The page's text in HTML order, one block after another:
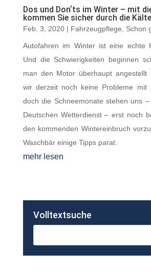
Dos und Donʼts im Winter – mit
kommen Sie sicher durch die
Feb. 3, 2020| Fahrzeugpflege Schon
Autofahren im Winter ist eine echte
Und die Schwierigkeiten beginnen
man den Motor überhaupt angestellt
wir derzeit noch keine Probleme mit
doch die Schneemonate stehen uns
Deutschen Wetterdienst – erst noch
den kommenden Wintereinbruch
Waschbär einige Tipps parat.
mehr lesen
Volltextsuche